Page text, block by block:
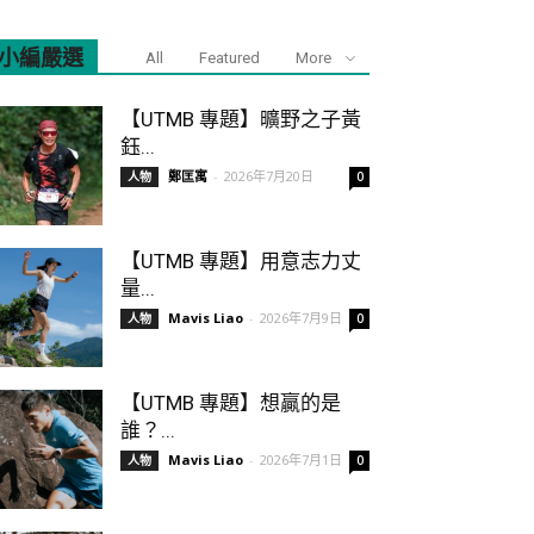
編嚴選 All Featured More
【UTMB 專題】曠野之子黃
鈺...
人物 鄭匡寓 - 2026年7月20日 0
【UTMB 專題】用意志力丈
量...
人物 Mavis Liao - 2026年7月9日 0
【UTMB 專題】想贏的是
誰？...
人物 Mavis Liao - 2026年7月1日 0